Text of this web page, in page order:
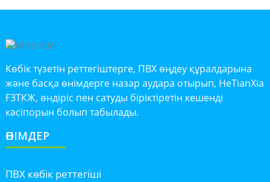
Көбік түзетін реттегіштерге, ПВХ өңдеу құралдарына
және басқа өнімдерге назар аудара отырып, HeTianXia
ҒЗТКЖ, өндіріс пен сатуды біріктіретін кешенді
кәсіпорын болып табылады.
ӨНІМДЕР
ПВХ көбік реттегіші